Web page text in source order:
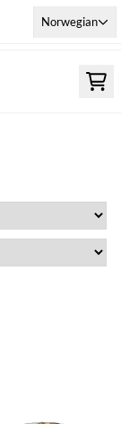
Norwegian